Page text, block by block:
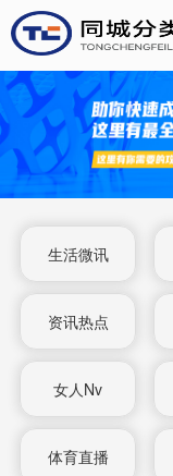
生活微讯
资讯热点
女人Nv
体育直播